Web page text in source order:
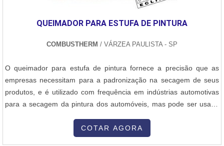
QUEIMADOR PARA ESTUFA DE PINTURA
COMBUSTHERM / VÁRZEA PAULISTA - SP
O queimador para estufa de pintura fornece a precisão que as
empresas necessitam para a padronização na secagem de seus
produtos, e é utilizado com frequência em indústrias automotivas
para a secagem da pintura dos automóveis, mas pode ser usado
HMA.O modelo Minnox, além de ser usado na secagem de pintura
COTAR AGORA